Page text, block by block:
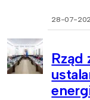
28-07-
Rząd